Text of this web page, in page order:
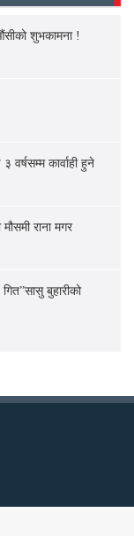
शुभकामना !
वर्षसम्म कार्वाही हुने
राना मगर
बुहारीको